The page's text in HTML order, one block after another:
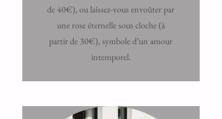
de 40€), ou laissez-vous envoûter par
une rose éternelle sous cloche (à
partir de 30€), symbole d’un amour
intemporel.